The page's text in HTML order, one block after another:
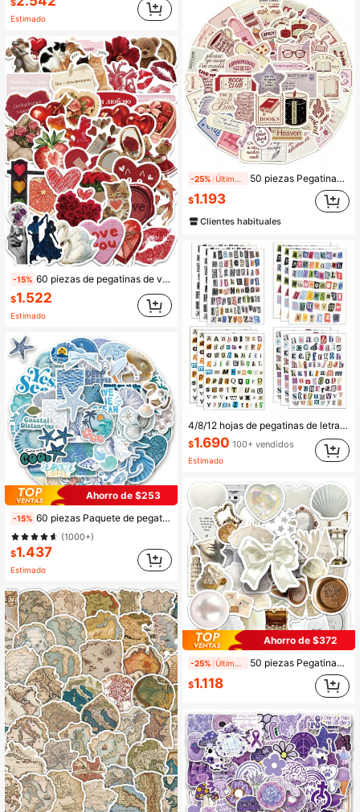
$
Estimado
-15% 60 piezas de pegatinas de vinilo vintage con corazones rojos románticos y texto en ruso, calcomanías de estética retro de San Valentín para decoración de chicas con rosas, pegatinas de papelería para diario, planificador, cuaderno, portátil, botella de agua, equipaje, funda de teléfono, suministros para fiesta de San Valentín
$1.522
Estimado
Ahorro de $253
-15% 60 piezas Paquete de pegatinas de nieta costera | Pegatinas occidentales, pegatinas de alta calidad para scrapbooking, graffiti, diarios, portátiles, parachoques, monopatines, botellas de agua, computadoras, dibujos animados, cascos, automóviles, las pegatinas pueden traer mucha diversión a tu vida papelería manualidades libro de sticker estikers
(1000+)
$1.437
Estimado
-25% 50 piezas Pegatinas de graffiti con tema de lectura de libros rosa, pegatinas de dibujos animados lindos, regalos para amantes de los libros, decoración de libros, pegatinas de libros, pegatinas al por mayor, pegatinas de papelería, pegatinas de álbum de recortes, pegatinas de vinilo impermeables al por mayor para botella de agua, patineta, equipaje
$1.193
Clientes habituales
4/8/12 hojas de pegatinas de letras de revista vintage para scrapbooking, pegatinas de alfabeto pequeño aleatorio para suministros de scrapbooking, diarios, portátiles, botellas de agua, manualidades DIY, regalos, diarios chatarra
$1.690 100+ vendidos
Estimado
Ahorro de $372
-25% 50 piezas Pegatinas con diseño de niña blanca linda para scrapbooking, diario, portátil, parachoques, monopatín, botella de agua, computadora, teléfono, dibujos animados, casco de , automóvil, paredes, botellas de agua y teléfonos - Vinilos decorativos DIY para diversión y personalización
$1.118